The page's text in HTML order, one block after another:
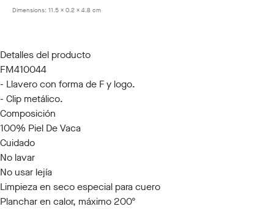
Dimensions: 11.5 x 0.2 x 4.8 cm
Detalles del producto
FM410044
- Llavero con forma de F y logo.
- Clip metálico.
Composición
100% Piel De Vaca
Cuidado
No lavar
No usar lejía
Limpieza en seco especial para cuero
Planchar en calor, máximo 200º